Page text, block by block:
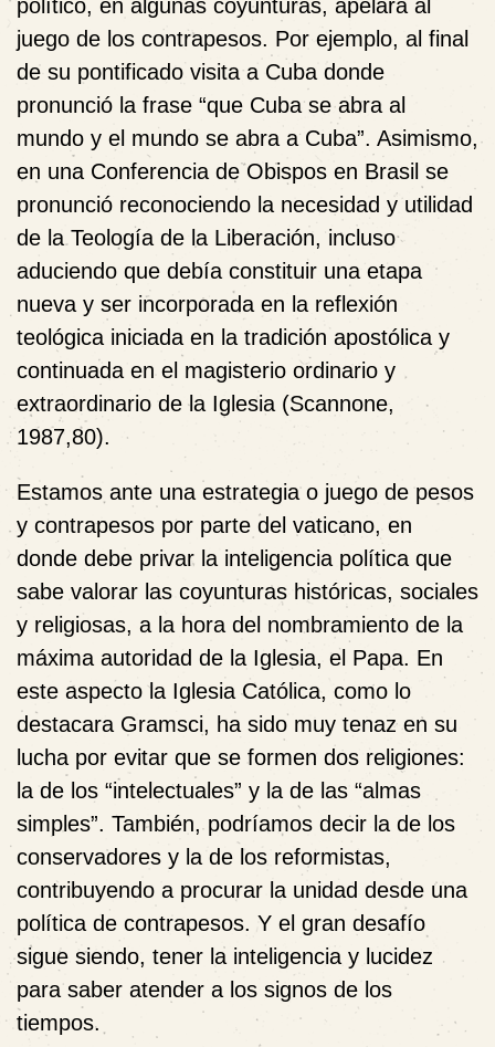
político, en algunas coyunturas, apelara al
juego de los contrapesos. Por ejemplo, al final
de su pontificado visita a Cuba donde
pronunció la frase “que Cuba se abra al
mundo y el mundo se abra a Cuba”. Asimismo,
en una Conferencia de Obispos en Brasil se
pronunció reconociendo la necesidad y utilidad
de la Teología de la Liberación, incluso
aduciendo que debía constituir una etapa
nueva y ser incorporada en la reflexión
teológica iniciada en la tradición apostólica y
continuada en el magisterio ordinario y
extraordinario de la Iglesia (Scannone,
1987,80).
Estamos ante una estrategia o juego de pesos
y contrapesos por parte del vaticano, en
donde debe privar la inteligencia política que
sabe valorar las coyunturas históricas, sociales
y religiosas, a la hora del nombramiento de la
máxima autoridad de la Iglesia, el Papa. En
este aspecto la Iglesia Católica, como lo
destacara Gramsci, ha sido muy tenaz en su
lucha por evitar que se formen dos religiones:
la de los “intelectuales” y la de las “almas
simples”. También, podríamos decir la de los
conservadores y la de los reformistas,
contribuyendo a procurar la unidad desde una
política de contrapesos. Y el gran desafío
sigue siendo, tener la inteligencia y lucidez
para saber atender a los signos de los
tiempos.